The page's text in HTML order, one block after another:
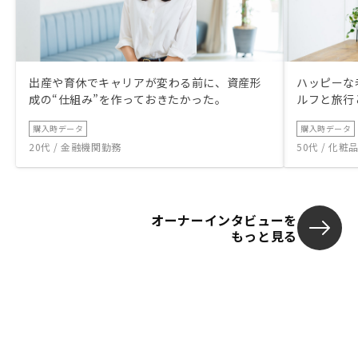
出産や育休でキャリアが変わる前に、資産形
成の“仕組み”を作っておきたかった。
購入時データ
20代 / 金融機関勤務
ハッピー
ルフと旅
購入時データ
50代 / 化粧
オーナーインタビューを
もっと見る